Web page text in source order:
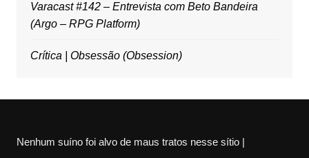
Varacast #142 – Entrevista com Beto Bandeira
(Argo – RPG Platform)
Crítica | Obsessão (Obsession)
Nenhum suíno foi alvo de maus tratos nesse sítio |